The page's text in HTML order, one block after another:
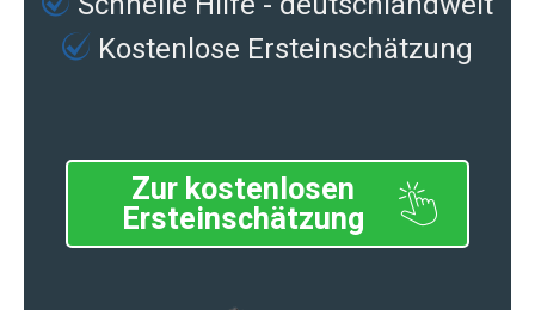
Kostenlose Ersteinschätzung
Zur kostenlosen
Ersteinschätzung